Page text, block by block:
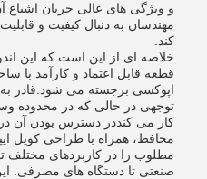
و ویژگی های عالی جریان اشباع
مهندسان به دنبال کیفیت و
کند.
خلاصه ای از این است که این
قطعه قابل اعتماد و کارآمد با
اپوکسی برجسته می شود.قادر به
کار می کنددر دسترس بودن آن
محافظ، همراه با طراحی کویل
مطلوب را در کاربردهای مختلف
صنعتی تا دستگاه های مصرفی.